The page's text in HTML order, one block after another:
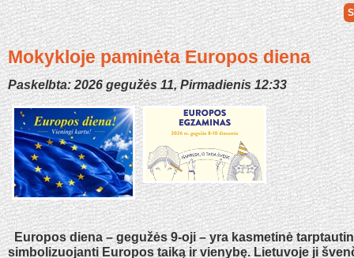
Mokykloje paminėta Europos diena
Paskelbta: 2026 gegužės 11, Pirmadienis 12:33
Europos diena – gegužės 9-oji – yra kasmetinė
simbolizuojanti Europos taiką ir vienybę. Lietuvoje ji